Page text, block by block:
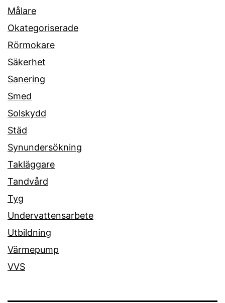
Målare
Okategoriserade
Rörmokare
Säkerhet
Sanering
Smed
Solskydd
Städ
Synundersökning
Takläggare
Tandvård
Tyg
Undervattensarbete
Utbildning
Värmepump
VVS